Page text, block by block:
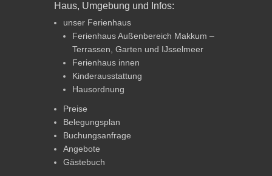
Haus, Umgebung und Infos:
unser Ferienhaus
Ferienhaus Außenbereich Makkum –
Terrassen, Garten und IJsselmeer
Ferienhaus innen
Kinderausstattung
Hausordnung
Preise
Belegungsplan
Buchungsanfrage
Angebote
Gästebuch